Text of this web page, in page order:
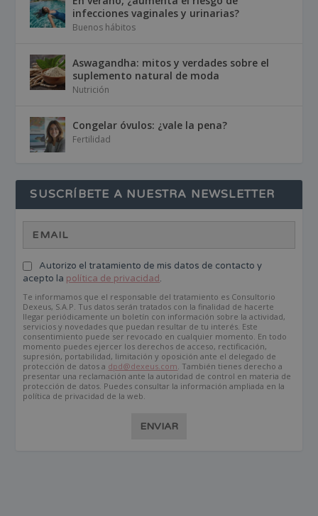
infecciones vaginales y urinarias?
Buenos hábitos
Aswagandha: mitos y verdades sobre el
suplemento natural de moda
Nutrición
Congelar óvulos: ¿vale la pena?
Fertilidad
SUSCRÍBETE A NUESTRA NEWSLETTER
Autorizo el tratamiento de mis datos de contacto y
acepto la política de privacidad.
Te informamos que el responsable del tratamiento es Consultorio
Dexeus, S.A.P. Tus datos serán tratados con la finalidad de hacerte
llegar periódicamente un boletín con información sobre la actividad,
servicios y novedades que puedan resultar de tu interés. Este
consentimiento puede ser revocado en cualquier momento. En todo
momento puedes ejercer los derechos de acceso, rectificación,
supresión, portabilidad, limitación y oposición ante el delegado de
protección de datos a dpd@dexeus.com . También tienes derecho a
presentar una reclamación ante la autoridad de control en materia de
protección de datos. Puedes consultar la información ampliada en la
política de privacidad de la web.
ENVIAR